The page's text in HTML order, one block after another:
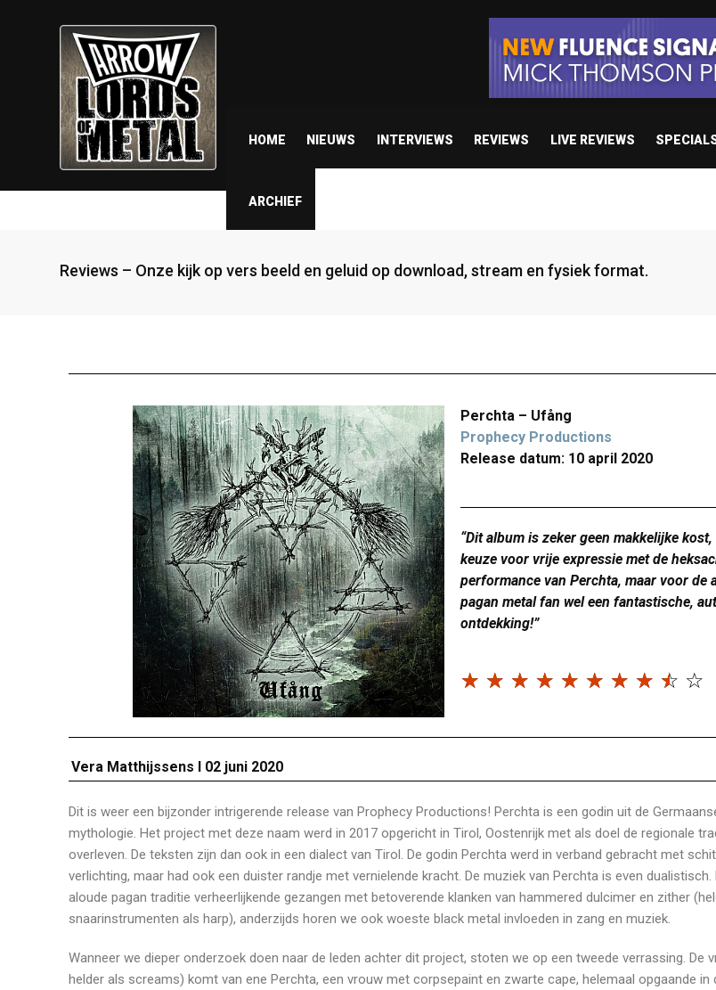
HOME NIEUWS INTERVIEWS REVIEWS LIVE REVIEWS
ARCHIEF
Reviews – Onze kijk op vers beeld en geluid op download, stream en fysiek format.
Perchta – Ufång
Prophecy Productions
Release datum: 10 april 2020
“Dit album is zeker geen makkelijke
keuze voor vrije expressie met de
performance van Perchta, maar voor de
pagan metal fan wel een fantastische,
ontdekking!”
☆ ☆ ☆ ☆ ☆ ☆ ☆ ☆ ☆ ☆
Vera Matthijssens I 02 juni 2020
Dit is weer een bijzonder intrigerende release van Prophecy Productions! Perchta is een godin uit de
mythologie. Het project met deze naam werd in 2017 opgericht in Tirol, Oostenrijk met als doel de regionale
overleven. De teksten zijn dan ook in een dialect van Tirol. De godin Perchta werd in verband gebracht met
verlichting, maar had ook een duister randje met vernielende kracht. De muziek van Perchta is even dualistisch.
aloude pagan traditie verheerlijkende gezangen met betoverende klanken van hammered dulcimer en zither
snaarinstrumenten als harp), anderzijds horen we ook woeste black metal invloeden in zang en muziek.
Wanneer we dieper onderzoek doen naar de leden achter dit project, stoten we op een tweede verrassing. De
helder als screams) komt van ene Perchta, een vrouw met corpsepaint en zwarte cape, helemaal opgaande in